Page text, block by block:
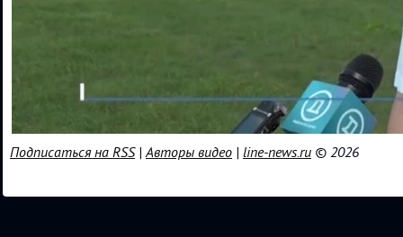
Подписаться на RSS|Авторы видео | line-news.ru © 2026